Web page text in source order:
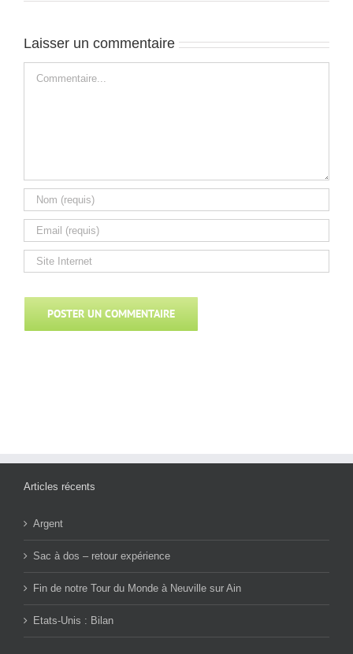
Laisser un commentaire
Articles récents
Argent
Sac à dos – retour expérience
Fin de notre Tour du Monde à Neuville sur Ain
Etats-Unis : Bilan